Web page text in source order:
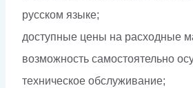
русском языке;
доступные цены на расходные
возможность самостоятельно
техническое обслуживание;